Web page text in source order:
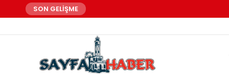
SON GELİŞME